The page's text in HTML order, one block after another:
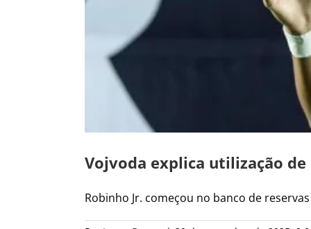
Vojvoda explica utilização de
Robinho Jr. começou no banco de